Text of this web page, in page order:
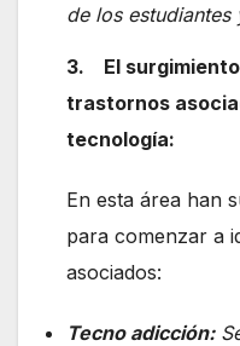
de los estudiantes
3. El
trastornos
tecnología:
En esta área han
para comenzar a
asociados:
Tecno adicción: